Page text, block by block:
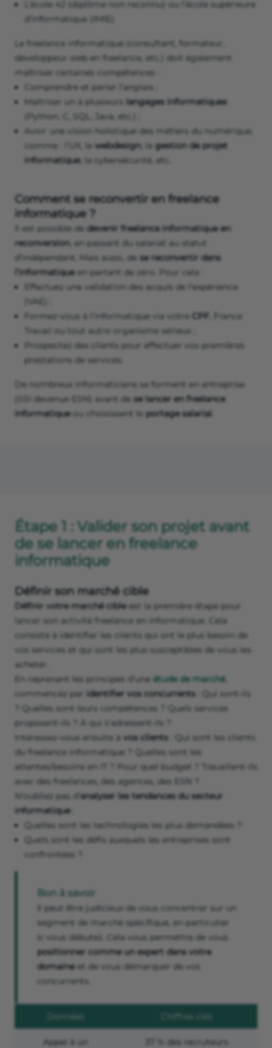
L’école 42 (diplôme non reconnu) ou l’école supérieure
d’informatique (IMIE).
Le freelance informatique (consultant, formateur,
développeur web en freelance, etc.) doit également
maîtriser certaines compétences :
Comprendre et parler l’anglais ;
Maîtriser un à plusieurs langages informatiques
(Python, C, SQL, Java, etc.) ;
Avoir une vision holistique des métiers du numérique,
comme : l’UX, le webdesign, la gestion de projet
informatique, la cybersécurité, etc.
Comment se reconvertir en freelance
informatique ?
Il est possible de devenir freelance informatique en
reconversion, en passant du salariat au statut
d’indépendant. Mais aussi, de se reconvertir dans
l’informatiqueen partant de zéro. Pour cela :
Effectuez une validation des acquis de l'expérience
(VAE) ;
Formez-vous à l’informatique via votre
CPF
, France
Travail ou tout autre organisme sérieux ;
Prospectez des clients pour effectuer vos premières
prestations de services.
De nombreux informaticiens se forment en entreprise
(SSI devenue ESN) avant de se lancer en freelance
informatiqueou choisissent le portage salarial
Étape 1 : Valider son projet avant
de se lancer en freelance
informatique
Définir son marché cible
Définir votre marché cibleest la première étape pour
lancer son activité freelance en informatique. Cela
consiste à identifier les clients qui ont le plus besoin de
vos services et qui sont les plus susceptibles de vous les
acheter.
En reprenant les principes d'une étude de marché,
commencez par identifier vos concurrents : Qui sont-ils
? Quelles sont leurs compétences ? Quels services
proposent-ils ? À qui s'adressent-ils ?
Intéressez-vous ensuite à vos clients : Qui sont les clients
du freelance informatique ? Quelles sont les
attentes/besoins en IT ? Pour quel budget ? Travaillent-ils
avec des freelances, des agences, des ESN ?
N'oubliez pas d' analyser les tendances du secteur
informatique:
Quelles sont les technologies les plus demandées ?
Quels sont les défis auxquels les entreprises sont
confrontées ?
Bon à savoir
Il peut être judicieux de vous concentrer sur un
segment de marché spécifique, en particulier
si vous débutez. Cela vous permettra de vous
positionner comme un expert dans votre
domaineet de vous démarquer de vos
concurrents.
Données Chiffres clés
Appel à un 37 % des recruteurs